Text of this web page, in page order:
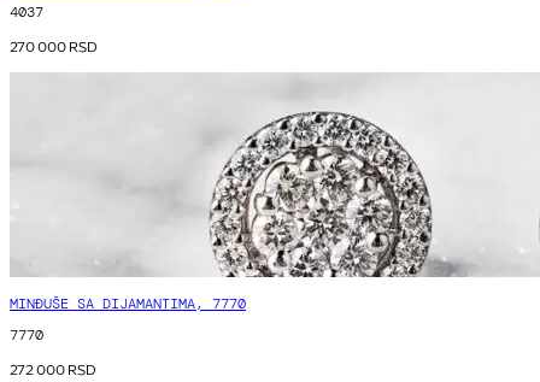
4037
270 000RSD
MINĐUŠE SA DIJAMANTIMA, 7770
7770
272 000RSD